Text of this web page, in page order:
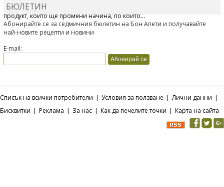
Отскоро Лесафр България стартира предлагането на изцяло нов
продукт, който ще промени начина, по който...
БЮЛЕТИН
Абонирайте се за седмичния бюлетин на Бон Апети и получавайте
най-новите рецепти и новини
E-mail:
Списък на всички потребители | Условия за ползване | Лични данни |
Бисквитки | Реклама | За нас | Как да печелите точки | Карта на сайта